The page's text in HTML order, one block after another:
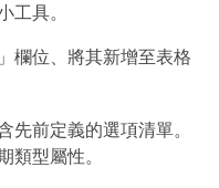
工具。
欄位、將其新增至表格
先前定義的選項清單。
類型屬性。